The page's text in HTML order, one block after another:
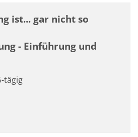
ist... gar nicht so
- Einführung und
tägig